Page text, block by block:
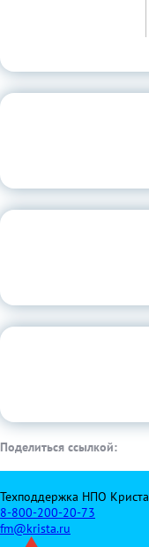
Поделиться ссылкой:
Техподдержка НПО Криста
8-800-200-20-73
fm@krista.ru